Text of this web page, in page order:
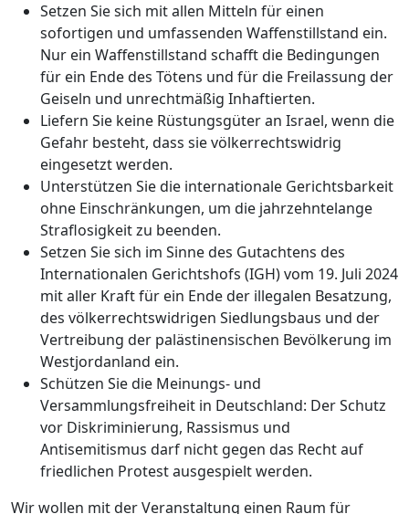
Setzen Sie sich mit allen Mitteln für einen
sofortigen und umfassenden Waffenstillstand ein.
Nur ein Waffenstillstand schafft die Bedingungen
für ein Ende des Tötens und für die Freilassung der
Geiseln und unrechtmäßig Inhaftierten.
Liefern Sie keine Rüstungsgüter an Israel, wenn die
Gefahr besteht, dass sie völkerrechtswidrig
eingesetzt werden.
Unterstützen Sie die internationale Gerichtsbarkeit
ohne Einschränkungen, um die jahrzehntelange
Straflosigkeit zu beenden.
Setzen Sie sich im Sinne des Gutachtens des
Internationalen Gerichtshofs (IGH) vom 19. Juli 2024
mit aller Kraft für ein Ende der illegalen Besatzung,
des völkerrechtswidrigen Siedlungsbaus und der
Vertreibung der palästinensischen Bevölkerung im
Westjordanland ein.
Schützen Sie die Meinungs- und
Versammlungsfreiheit in Deutschland: Der Schutz
vor Diskriminierung, Rassismus und
Antisemitismus darf nicht gegen das Recht auf
friedlichen Protest ausgespielt werden.
Wir wollen mit der Veranstaltung einen Raum für